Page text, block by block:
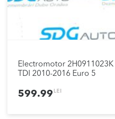
Electromotor
TDI 2010-2016 Euro 5
599.99 LEI